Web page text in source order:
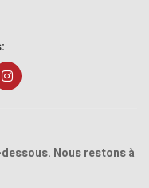
Nous restons à